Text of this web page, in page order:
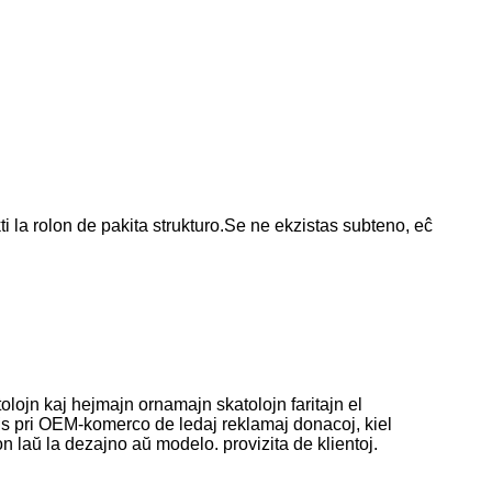
la rolon de pakita strukturo.Se ne ekzistas subteno, eĉ
kaj hejmajn ornamajn skatolojn faritajn el
OEM-komerco de ledaj reklamaj donacoj, kiel
laŭ la dezajno aŭ modelo. provizita de klientoj.